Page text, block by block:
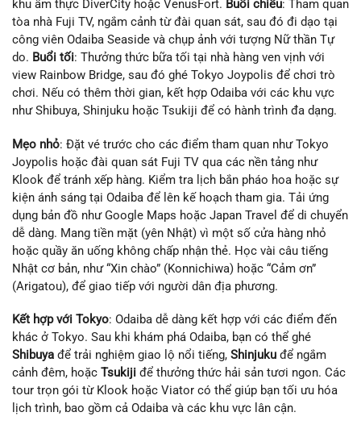
khu ẩm thực DiverCity hoặc VenusFort. Buổi chiều: Tham quan
tòa nhà Fuji TV, ngắm cảnh từ đài quan sát, sau đó đi dạo tại
công viên Odaiba Seaside và chụp ảnh với tượng Nữ thần Tự
do. Buổi tối: Thưởng thức bữa tối tại nhà hàng ven vịnh với
view Rainbow Bridge, sau đó ghé Tokyo Joypolis để chơi trò
chơi. Nếu có thêm thời gian, kết hợp Odaiba với các khu vực
như Shibuya, Shinjuku hoặc Tsukiji để có hành trình đa dạng.
Mẹo nhỏ: Đặt vé trước cho các điểm tham quan như Tokyo
Joypolis hoặc đài quan sát Fuji TV qua các nền tảng như
Klook để tránh xếp hàng. Kiểm tra lịch bắn pháo hoa hoặc sự
kiện ánh sáng tại Odaiba để lên kế hoạch tham gia. Tải ứng
dụng bản đồ như Google Maps hoặc Japan Travel để di chuyển
dễ dàng. Mang tiền mặt (yên Nhật) vì một số cửa hàng nhỏ
hoặc quầy ăn uống không chấp nhận thẻ. Học vài câu tiếng
Nhật cơ bản, như “Xin chào” (Konnichiwa) hoặc “Cảm ơn”
(Arigatou), để giao tiếp với người dân địa phương.
Kết hợp với Tokyo: Odaiba dễ dàng kết hợp với các điểm đến
khác ở Tokyo. Sau khi khám phá Odaiba, bạn có thể ghé
Shibuya để trải nghiệm giao lộ nổi tiếng, Shinjuku để ngắm
cảnh đêm, hoặc Tsukiji để thưởng thức hải sản tươi ngon. Các
tour trọn gói từ Klook hoặc Viator có thể giúp bạn tối ưu hóa
lịch trình, bao gồm cả Odaiba và các khu vực lân cận.